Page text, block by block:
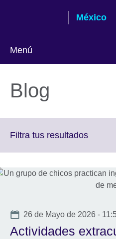
México
Menú
your
language
Blog
Filtra tus resultadosClick
More
Date
26 de Mayo de 2026 -
Actividades